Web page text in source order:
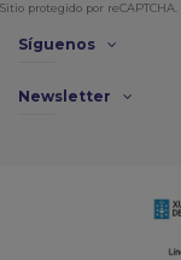
Sitio protegido por reCAPTCHA.
Síguenos
Newsletter